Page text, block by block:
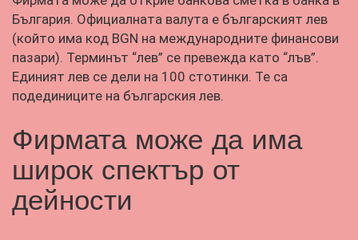
България. Официалната валута е българският лев
(който има код BGN на международните финансови
пазари). Терминът “лев” се превежда като “лъв”.
Единият лев се дели на 100 стотинки. Те са
подединиците на българския лев.
Фирмата може да има
широк спектър от
дейности